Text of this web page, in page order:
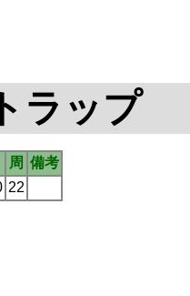
ラップ
周 備考
22